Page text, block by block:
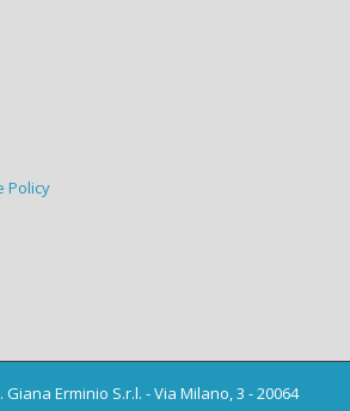
Policy
Erminio S.r.l. - Via Milano, 3 - 20064